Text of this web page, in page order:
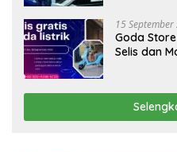
15
Goda
Selis dan